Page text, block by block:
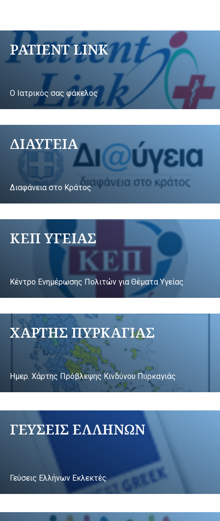
PATIENT LINK
Ο Ιατρικός σας φάκελος
ΔΙΑΥΓΕΙΑ
Διαφάνεια στο Κράτος
ΚΕΠ ΥΓΕΙΑΣ
Κέντρο Ενημέρωσης Πολιτών για Θέματα Υγείας
ΧΑΡΤΗΣ ΠΥΡΚΑΓΙΑΣ
Ημερ. Χάρτης Πρόβλεψης Κινδύνου Πυρκαγιάς
ΓΕΥΣΕΙΣ ΕΛΛΗΝΩΝ
Γεύσεις Ελλήνων Εκλεκτές